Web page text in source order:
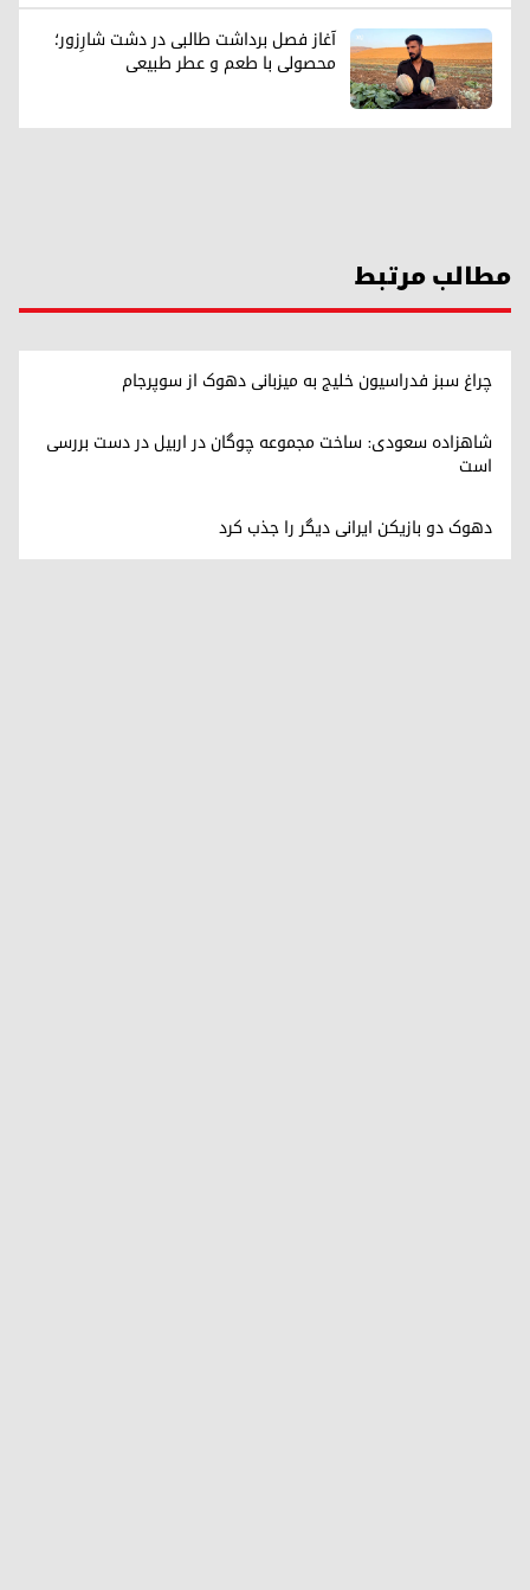
آغاز فصل برداشت طالبی در دشت شارِزور؛
محصولی با طعم و عطر طبیعی
مطالب مرتبط
چراغ سبز فدراسیون خلیج به میزبانی دهوک از سوپرجام
شاهزاده سعودی: ساخت مجموعه چوگان در اربیل در دست بررسی
است
دهوک دو بازیکن ایرانی دیگر را جذب کرد